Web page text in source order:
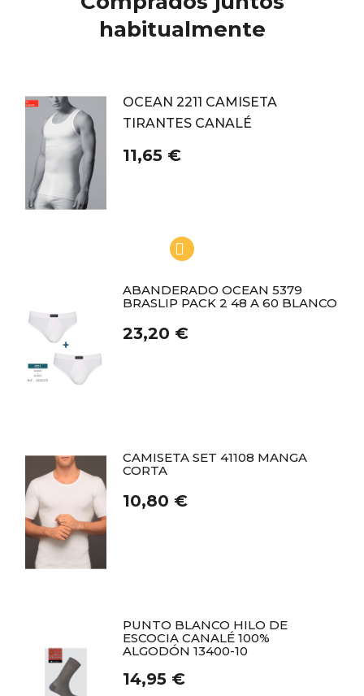
habitualmente
OCEAN 2211 CAMISETA
TIRANTES CANALÉ
11,65 €
ABANDERADO OCEAN 5379
BRASLIP PACK 2 48 A 60 BLANCO
23,20 €
CAMISETA SET 41108 MANGA
CORTA
10,80 €
PUNTO BLANCO HILO DE
ESCOCIA CANALÉ 100%
ALGODÓN 13400-10
14,95 €